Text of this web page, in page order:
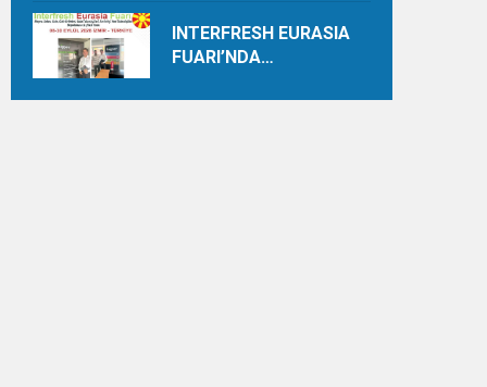
INTERFRESH EURASIA
FUARI’NDA
BİRLİKLERİ İÇİN GERİ